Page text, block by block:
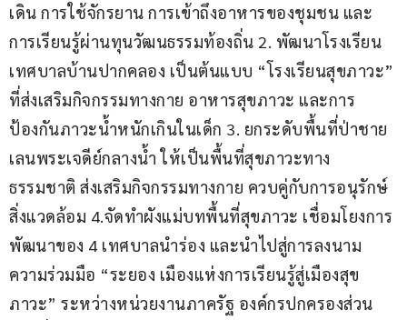
เดิน การใช้จักรยาน การเข้าถึงอาหารของชุมชน และ
การเรียนรู้ผ่านทุนวัฒนธรรมท้องถิ่น 2. พัฒนาโรงเรียน
เทศบาลบ้านปากคลอง เป็นต้นแบบ “โรงเรียนสุขภาวะ”
ที่ส่งเสริมกิจกรรมทางกาย อาหารสุขภาวะ และการ
ป้องกันภาวะน้ำหนักเกินในเด็ก 3. ยกระดับพื้นที่ป่าชาย
เลนพระเจดีย์กลางน้ำ ให้เป็นพื้นที่สุขภาวะทาง
ธรรมชาติ ส่งเสริมกิจกรรมทางกาย ควบคู่กับการอนุรักษ์
สิ่งแวดล้อม 4.จัดทำผังแม่บทพื้นที่สุขภาวะ เชื่อมโยงการ
พัฒนาของ 4 เทศบาลนำร่อง และนำไปสู่การลงนาม
ความร่วมมือ “ระยอง เมืองแห่งการเรียนรู้สู่เมืองสุข
ภาวะ” ระหว่างหน่วยงานภาครัฐ องค์กรปกครองส่วน